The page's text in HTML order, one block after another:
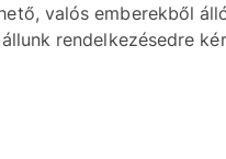
valós emberekből
rendelkezésedre